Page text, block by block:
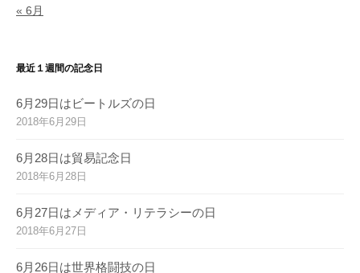
« 6月
最近１週間の記念日
6月29日はビートルズの日
2018年6月29日
6月28日は貿易記念日
2018年6月28日
6月27日はメディア・リテラシーの日
2018年6月27日
6月26日は世界格闘技の日